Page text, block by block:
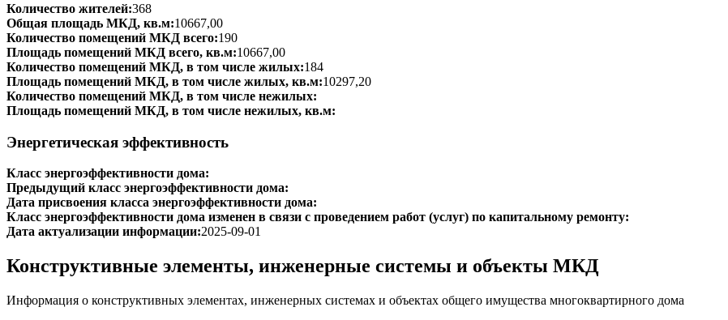
Количество жителей:368
Общая площадь МКД, кв.м:10667,00
Количество помещений МКД всего:190
Площадь помещений МКД всего, кв.м:10667,00
Количество помещений МКД, в том числе жилых:184
Площадь помещений МКД, в том числе жилых, кв.м:10297,20
Количество помещений МКД, в том числе нежилых:
Площадь помещений МКД, в том числе нежилых, кв.м:
Энергетическая эффективность
Класс энергоэффективности дома:
Предыдущий класс энергоэффективности дома:
Дата присвоения класса энергоэффективности дома:
Класс энергоэффективности дома изменен в связи с проведением работ (услуг) по капитальному ремонту:
Дата актуализации информации:2025-09-01
Конструктивные элементы, инженерные системы и объекты МКД
Информация о конструктивных элементах, инженерных системах и объектах общего имущества многоквартирного дома